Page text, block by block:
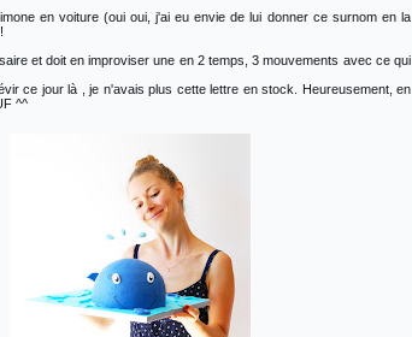
en voiture (oui oui, j'ai eu envie de lui donner ce surnom en la
et doit en improviser une en 2 temps, 3 mouvements avec ce qui
ce jour là , je n'avais plus cette lettre en stock. Heureusement, en
^^